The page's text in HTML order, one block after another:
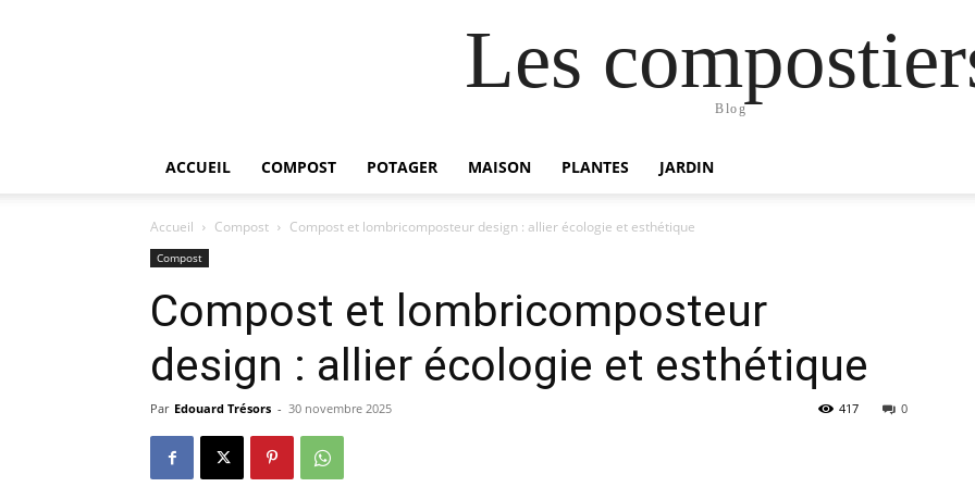
Les
Blog
ACCUEIL COMPOST POTAGER MAISON PLANTES JARDIN
Accueil Compost Compost et lombricomposteur design : allier écologie et esthétique
Compost
Compost et lombricomposteur
design : allier écologie et esthétique
Par Edouard Trésors - 30 novembre 2025 0
417